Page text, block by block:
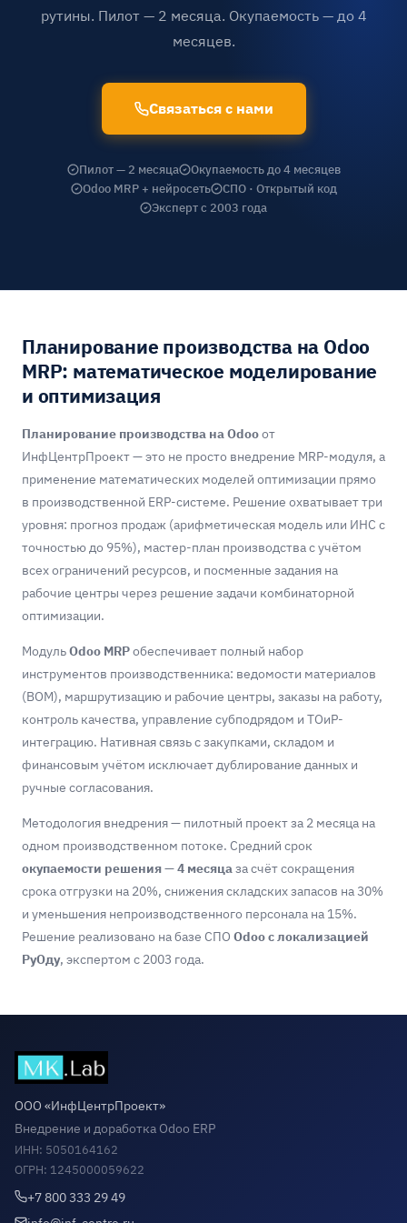
рутины. Пилот — 2 месяца. Окупаемость — до 4
месяцев.
Связаться с нами
Пилот — 2 месяца
Окупаемость до 4 месяцев
Odoo MRP + нейросеть
СПО · Открытый код
Эксперт с 2003 года
Планирование производства на Odoo
MRP: математическое моделирование
и оптимизация
Планирование производства на Odooот
ИнфЦентрПроект — это не просто внедрение MRP-модуля, а
применение математических моделей оптимизации прямо
в производственной ERP-системе. Решение охватывает три
уровня: прогноз продаж (арифметическая модель или ИНС с
точностью до 95%), мастер-план производства с учётом
всех ограничений ресурсов, и посменные задания на
рабочие центры через решение задачи комбинаторной
оптимизации.
МодульOdoo MRPобеспечивает полный набор
инструментов производственника: ведомости материалов
(BOM), маршрутизацию и рабочие центры, заказы на работу,
контроль качества, управление субподрядом и ТОиР-
интеграцию. Нативная связь с закупками, складом и
финансовым учётом исключает дублирование данных и
ручные согласования.
Методология внедрения — пилотный проект за 2 месяца на
одном производственном потоке. Средний срок
окупаемости решения — 4 месяцаза счёт сокращения
срока отгрузки на 20%, снижения складских запасов на 30%
и уменьшения непроизводственного персонала на 15%.
Решение реализовано на базе СПО Odoo с локализацией
РуОду, экспертом с 2003 года.
ООО «ИнфЦентрПроект»
Внедрение и доработка Odoo ERP
ИНН: 5050164162
ОГРН: 1245000059622
+7 800 333 29 49